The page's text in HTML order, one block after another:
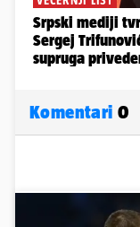
Komentari 0